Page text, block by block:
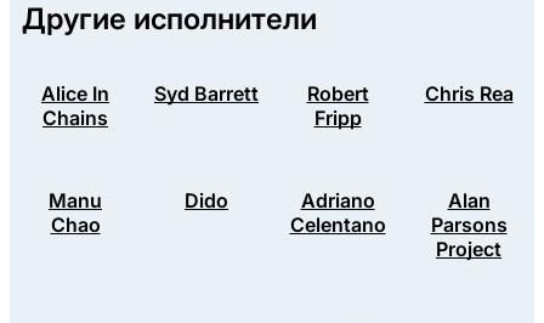
Другие исполнители
Alice In
Chains
Syd Barrett
Robert
Fripp
Chris Rea
Manu
Chao
Dido
Adriano
Celentano
Alan
Parsons
Project